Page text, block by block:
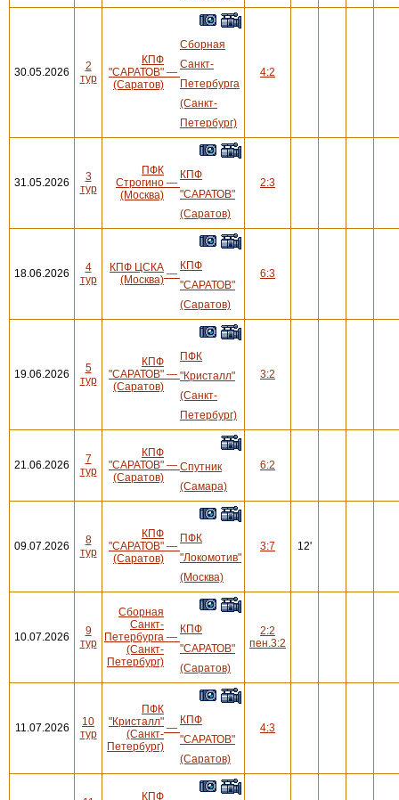
30.05.2026
2
тур
КПФ
"САРАТОВ"
(Саратов)
—
Сборная
Санкт-
Петербурга
(Санкт-
Петербург)
4:2
31.05.2026
3
тур
ПФК
Строгино
(Москва)
—
КПФ
"САРАТОВ"
(Саратов)
2:3
18.06.2026
4
тур
КПФ ЦСКА
(Москва) —
КПФ
"САРАТОВ"
(Саратов)
6:3
19.06.2026
5
тур
КПФ
"САРАТОВ"
(Саратов)
—
ПФК
"Кристалл"
(Санкт-
Петербург)
3:2
21.06.2026
7
тур
КПФ
"САРАТОВ"
(Саратов)
— Спутник
(Самара)
6:2
09.07.2026
8
тур
КПФ
"САРАТОВ"
(Саратов)
—
ПФК
"Локомотив"
(Москва)
3:7 12'
10.07.2026
9
тур
Сборная
Санкт-
Петербурга
(Санкт-
Петербург)
—
КПФ
"САРАТОВ"
(Саратов)
2:2
пен.3:2
11.07.2026
10
тур
ПФК
"Кристалл"
(Санкт-
Петербург)
—
КПФ
"САРАТОВ"
(Саратов)
4:3
КПФ